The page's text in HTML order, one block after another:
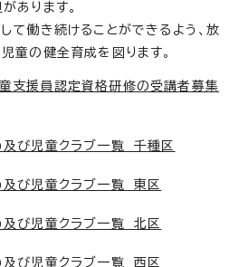
あります。
て働き続けることができるよう、放
童の健全育成を図ります。
支援員認定資格研修の受講者募集
び児童クラブ一覧 千種区
び児童クラブ一覧 東区
び児童クラブ一覧 北区
び児童クラブ一覧 西区